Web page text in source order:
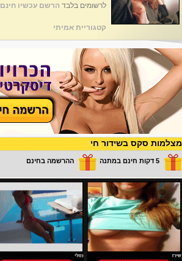
לרשומים בלבד הרשם עכשיו חינם
קטגוריית אמיתי
מצלמות סקס בשידור חי
5 דקות חינם במתנה ההרשמה בחינם